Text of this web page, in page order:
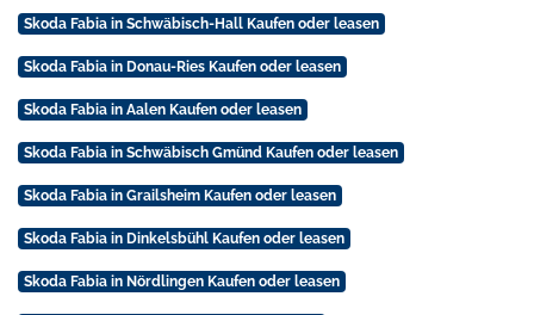
Skoda Fabia in Schwäbisch-Hall Kaufen oder leasen
Skoda Fabia in Donau-Ries Kaufen oder leasen
Skoda Fabia in Aalen Kaufen oder leasen
Skoda Fabia in Schwäbisch Gmünd Kaufen oder leasen
Skoda Fabia in Grailsheim Kaufen oder leasen
Skoda Fabia in Dinkelsbühl Kaufen oder leasen
Skoda Fabia in Nördlingen Kaufen oder leasen